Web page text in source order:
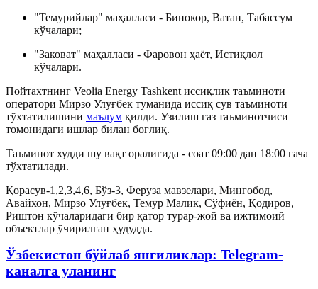
"Темурийлар" маҳалласи - Бинокор, Ватан, Табассум
кўчалари;
"Заковат" маҳалласи - Фаровон ҳаёт, Истиқлол
кўчалари.
Пойтахтнинг Veolia Energy Tashkent иссиқлик таъминоти
оператори Мирзо Улуғбек туманида иссиқ сув таъминоти
тўхтатилишини маълум қилди. Узилиш газ таъминотчиси
томонидаги ишлар билан боғлиқ.
Таъминот худди шу вақт оралиғида - соат 09:00 дан 18:00 гача
тўхтатилади.
Қорасув-1,2,3,4,6, Бўз-3, Феруза мавзелари, Мингобод,
Авайхон, Мирзо Улуғбек, Темур Малик, Сўфиён, Қодиров,
Риштон кўчаларидаги бир қатор турар-жой ва ижтимоий
объектлар ўчирилган ҳудудда.
Ўзбекистон бўйлаб янгиликлар: Telegram-
каналга уланинг